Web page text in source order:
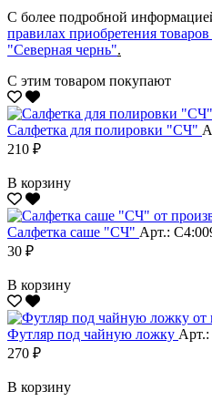
С более подробной
правилах приобретения
"Северная чернь".
С этим товаром покупают
Салфетка для полировки "CЧ"
210 ₽
В корзину
Салфетка саше "CЧ" Арт.:
30 ₽
В корзину
Футляр под чайную ложку
270 ₽
В корзину